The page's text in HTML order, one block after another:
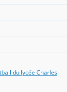
du lycée Charles